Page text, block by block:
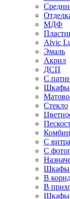
МДФ
Alvic
Эмаль
Акрил
ДСП
С
Шкафы-
Стекло
С
С
Шкафы-
В
В